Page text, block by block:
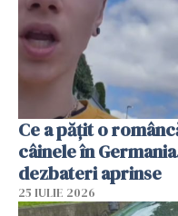
Ce a pățit o
câinele în
dezbateri aprinse
25 IULIE 2026